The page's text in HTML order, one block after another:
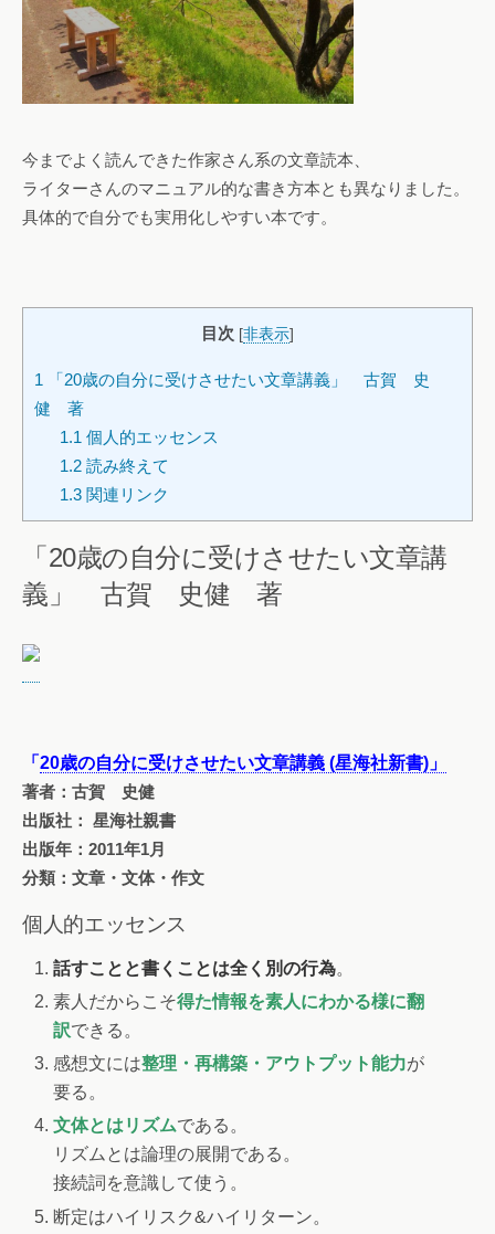
今までよく読んできた作家さん系の文章読本、
ライターさんのマニュアル的な書き方本とも異なりました。
具体的で自分でも実用化しやすい本です。
目次 [非表示]
1 「20歳の自分に受けさせたい文章講義」 古賀 史
健 著
1.1 個人的エッセンス
1.2読み終えて
1.3関連リンク
「20歳の自分に受けさせたい文章講
義」 古賀 史健 著
「 20歳の自分に受けさせたい文章講義 (星海社新書)」
著者：古賀 史健
出版社： 星海社親書
出版年：2011年1月
分類：文章・文体・作文
個人的エッセンス
話すことと書くことは全く別の行為。
素人だからこそ得た情報を素人にわかる様に翻
訳できる。
感想文には整理・再構築・アウトプット能力が
要る。
文体とはリズムである。
リズムとは論理の展開である。
接続詞を意識して使う。
断定はハイリスク&ハイリターン。